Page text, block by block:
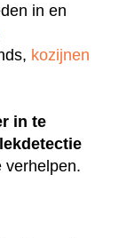
in en
kozijnen
in te
lekdetectie
verhelpen.